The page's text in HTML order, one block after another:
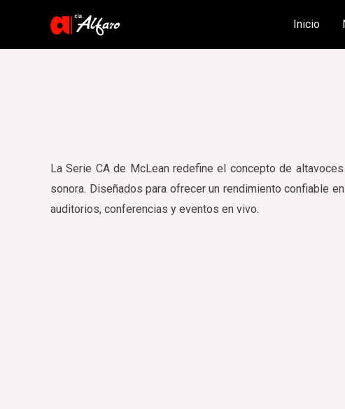
Inicio
La Serie CA de McLean redefine el concepto de
sonora. Diseñados para ofrecer un rendimiento confiable
auditorios, conferencias y eventos en vivo.